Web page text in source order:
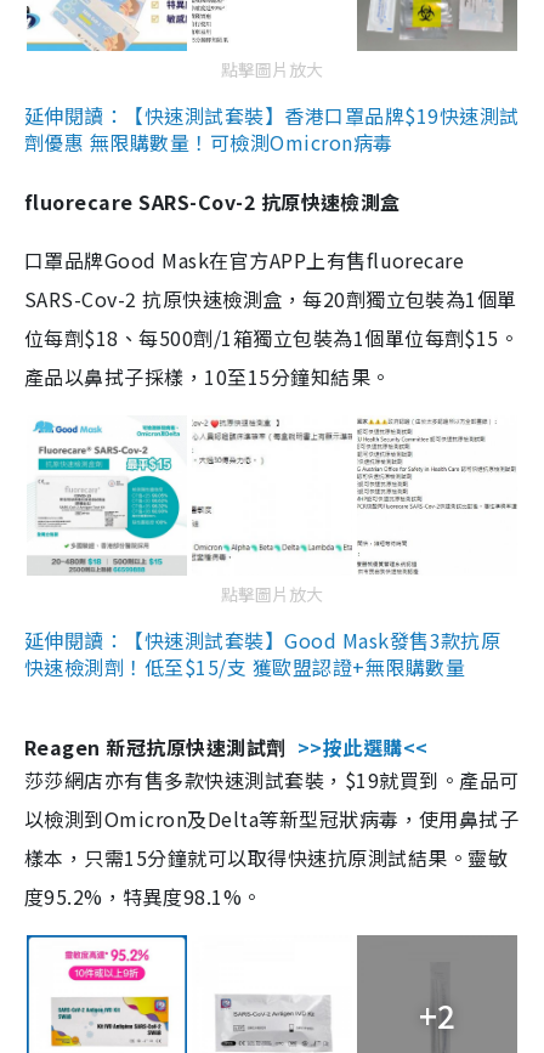
點擊圖片放大
延伸閱讀：【快速測試套裝】香港口罩品牌$19快速測試
劑優惠 無限購數量！可檢測Omicron病毒
fluorecare SARS-Cov-2 抗原快速檢測盒
口罩品牌Good Mask在官方APP上有售fluorecare
SARS-Cov-2 抗原快速檢測盒，每20劑獨立包裝為1個單
位每劑$18、每500劑/1箱獨立包裝為1個單位每劑$15。
產品以鼻拭子採樣，10至15分鐘知結果。
點擊圖片放大
延伸閱讀：【快速測試套裝】Good Mask發售3款抗原
快速檢測劑！低至$15/支 獲歐盟認證+無限購數量
Reagen 新冠抗原快速測試劑 >>按此選購<<
莎莎網店亦有售多款快速測試套裝，$19就買到。產品可
以檢測到Omicron及Delta等新型冠狀病毒，使用鼻拭子
樣本，只需15分鐘就可以取得快速抗原測試結果。靈敏
度95.2%，特異度98.1%。
+2